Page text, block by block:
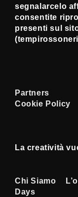
segnalarcelo
consentite
presenti sul
Partners
Cookie Policy
La creatività
Menu
Chi Siamo
Days